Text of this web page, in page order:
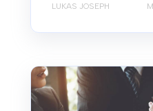
LUKAS JOSEPH